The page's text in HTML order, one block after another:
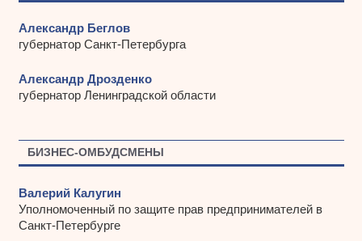
Александр Беглов
губернатор Санкт-Петербурга
Александр Дрозденко
губернатор Ленинградской области
БИЗНЕС-ОМБУДСМЕНЫ
Валерий Калугин
Уполномоченный по защите прав предпринимателей в
Санкт-Петербурге